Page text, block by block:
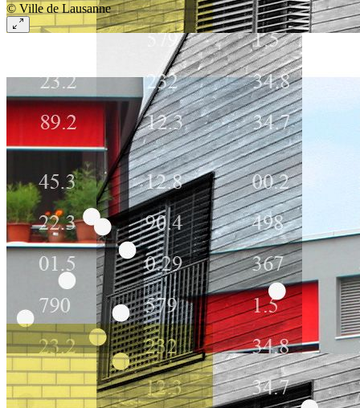
© Ville de Lausanne